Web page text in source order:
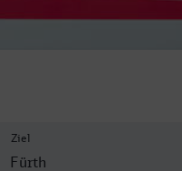
Ziel